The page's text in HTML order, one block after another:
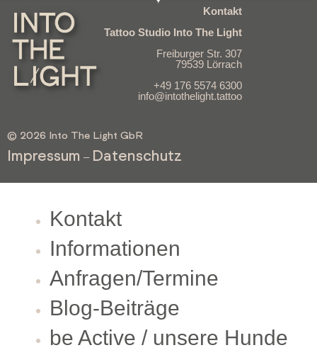
Kontakt
Tattoo Studio Into The Light
Freiburger Str. 307
79539 Lörrach
+49 176 5574 6300
info@intothelight.tattoo
© 2026 Into The Light GbR
Impressum – Datenschutz
Kontakt
Informationen
Anfragen/Termine
Blog-Beiträge
be Active / unsere Hunde